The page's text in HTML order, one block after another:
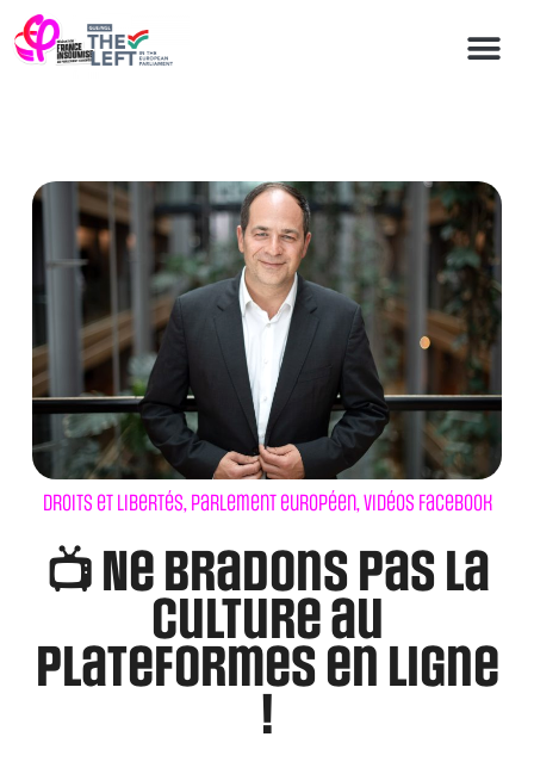
Droits et libertés,Parlement européen,Vidéos Facebook
📺 Ne bradons pas la
culture au
plateformes en ligne
!